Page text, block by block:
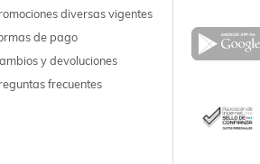
diversas vigentes
de pago
y devoluciones
frecuentes